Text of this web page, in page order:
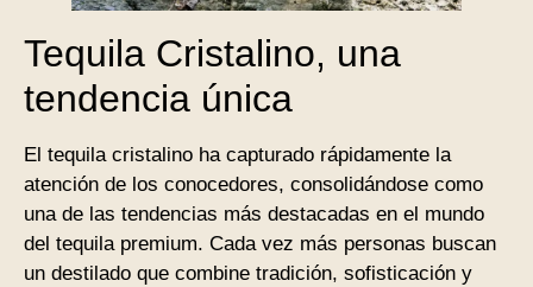
Tequila Cristalino, una
tendencia única
El tequila cristalino ha capturado rápidamente la
atención de los conocedores, consolidándose como
una de las tendencias más destacadas en el mundo
del tequila premium. Cada vez más personas buscan
un destilado que combine tradición, sofisticación y